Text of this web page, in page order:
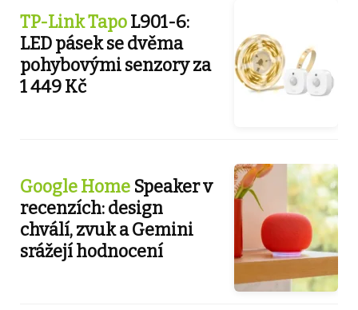
TP-Link TapoL901-6:
LED pásek se dvěma
pohybovými senzory za
1 449 Kč
Google Home Speaker v
recenzích: design
chválí, zvuk a Gemini
srážejí hodnocení